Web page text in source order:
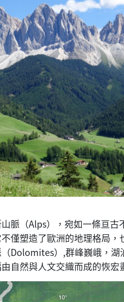
山脈（Alps），宛如一條亘
僅塑造了歐洲的地理格局
Dolomites）,群峰巍峨，
自然與人文交織而成的恢宏